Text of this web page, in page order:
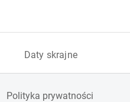
Daty skrajne
Polityka prywatności